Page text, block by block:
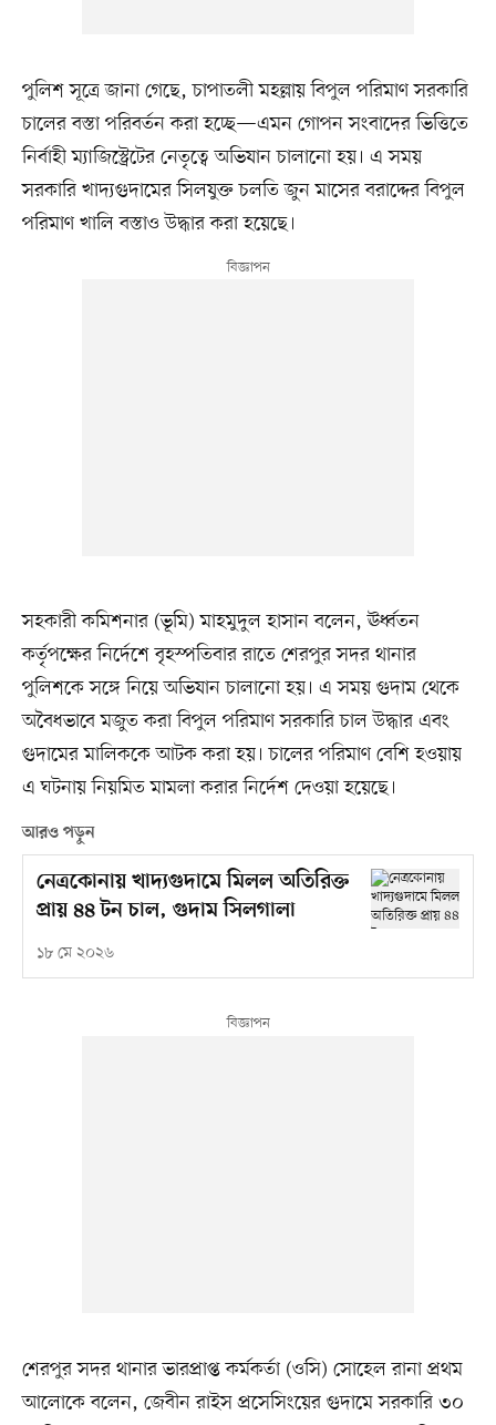
পুলিশ সূত্রে জানা গেছে, চাপাতলী মহল্লায় বিপুল পরিমাণ সরকারি
চালের বস্তা পরিবর্তন করা হচ্ছে—এমন গোপন সংবাদের ভিত্তিতে
নির্বাহী ম্যাজিস্ট্রেটের নেতৃত্বে অভিযান চালানো হয়। এ সময়
সরকারি খাদ্যগুদামের সিলযুক্ত চলতি জুন মাসের বরাদ্দের বিপুল
পরিমাণ খালি বস্তাও উদ্ধার করা হয়েছে।
সহকারী কমিশনার (ভূমি) মাহমুদুল হাসান বলেন, ঊর্ধ্বতন
কর্তৃপক্ষের নির্দেশে বৃহস্পতিবার রাতে শেরপুর সদর থানার
পুলিশকে সঙ্গে নিয়ে অভিযান চালানো হয়। এ সময় গুদাম থেকে
অবৈধভাবে মজুত করা বিপুল পরিমাণ সরকারি চাল উদ্ধার এবং
গুদামের মালিককে আটক করা হয়। চালের পরিমাণ বেশি হওয়ায়
এ ঘটনায় নিয়মিত মামলা করার নির্দেশ দেওয়া হয়েছে।
আরও পড়ুন
নেত্রকোনায় খাদ্যগুদামে মিলল অতিরিক্ত
প্রায় ৪৪ টন চাল, গুদাম সিলগালা
১৮ মে ২০২৬
শেরপুর সদর থানার ভারপ্রাপ্ত কর্মকর্তা (ওসি) সোহেল রানা প্রথম
আলোকে বলেন, জেবীন রাইস প্রসেসিংয়ের গুদামে সরকারি ৩০